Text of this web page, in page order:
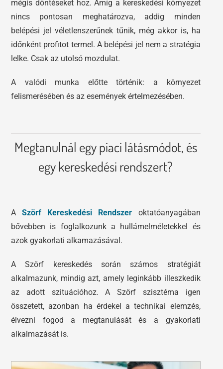
mégis döntéseket hoz. Amíg a kereskedési környezet
nincs pontosan meghatározva, addig minden
belépési jel véletlenszerűnek tűnik, még akkor is, ha
időnként profitot termel. A belépési jel nem a stratégia
lelke. Csak az utolsó mozdulat.
A valódi munka előtte történik: a környezet
felismerésében és az események értelmezésében.
Megtanulnál egy piaci látásmódot, és
egy kereskedési rendszert?
ASzörf Kereskedési Rendszer oktatóanyagában
bővebben is foglalkozunk a hullámelméletekkel és
azok gyakorlati alkamazásával.
A Szörf kereskedés során számos stratégiát
alkalmazunk, mindig azt, amely leginkább illeszkedik
az adott szituációhoz. A Szörf szisztéma igen
összetett, azonban ha érdekel a technikai elemzés,
élvezni fogod a megtanulását és a gyakorlati
alkalmazását is.